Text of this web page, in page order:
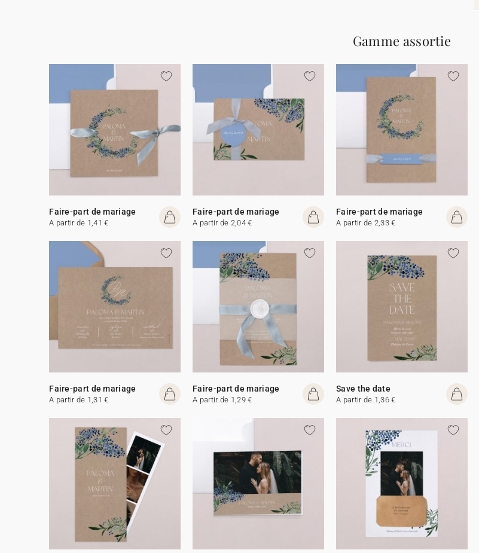
Gamme assortie
Faire-part de mariage
A partir de 1,41 €
Faire-part de mariage
A partir de 2,04 €
Faire-part de mariage
A partir de 2,33 €
Faire-part de mariage
A partir de 1,31 €
Faire-part de mariage
A partir de 1,29 €
Save the date
A partir de 1,36 €